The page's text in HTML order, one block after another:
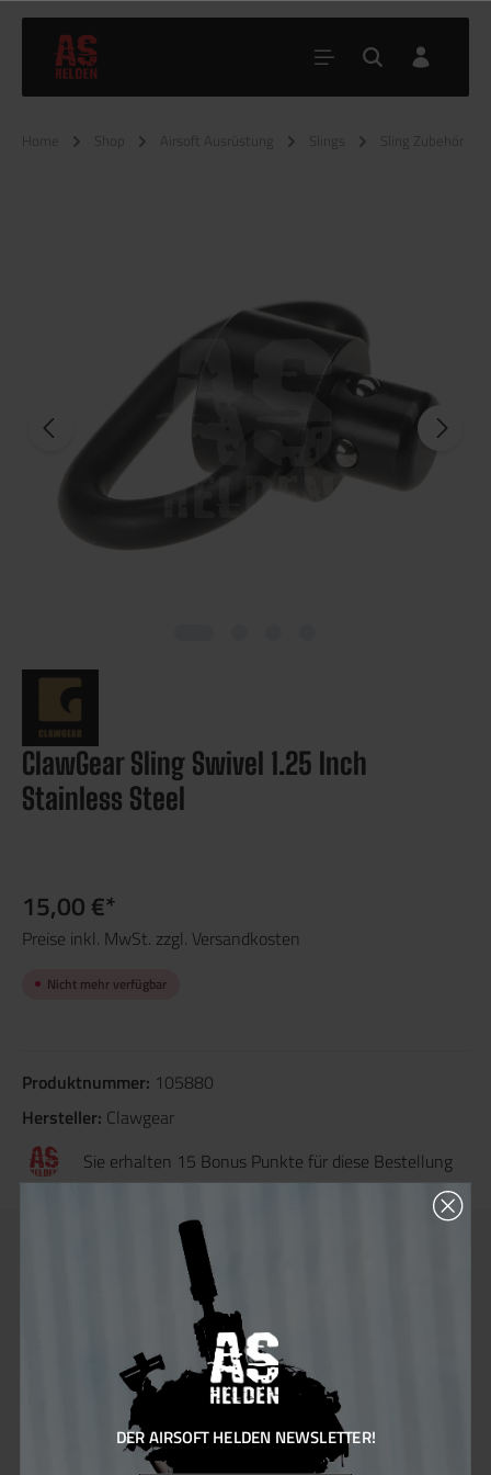
Home Shop Airsoft Ausrüstung Slings Sling Zubehör
ClawGear Sling Swivel 1.25 Inch
Stainless Steel
15,00 €*
Preise inkl. MwSt. zzgl. Versandkosten
Nicht mehr verfügbar
Produktnummer: 105880
Hersteller: Clawgear
Sie erhalten 15 Bonus Punkte für diese Bestellung
Produktinformationen "ClawGear Sling
Swivel 1.25 Inch Stainless Steel"
Clawgear Quick Detach Sling Swivel
DER AIRSOFT HELDEN NEWSLETTER!